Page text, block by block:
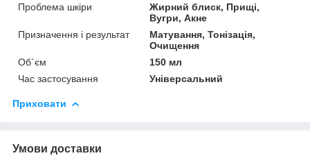
Проблема шкіри
Жирний блиск, Прищі,
Вугри, Акне
Призначення і результат
Матування, Тонізація,
Очищення
Об`єм
150 мл
Час застосування
Універсальний
Приховати
Умови доставки